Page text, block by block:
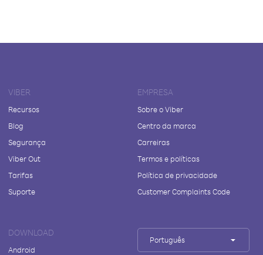
VIBER
Recursos
Blog
Segurança
Viber Out
Tarifas
Suporte
EMPRESA
Sobre o Viber
Centro da marca
Carreiras
Termos e políticas
Política de privacidade
Customer Complaints Code
DOWNLOAD
Android
Português